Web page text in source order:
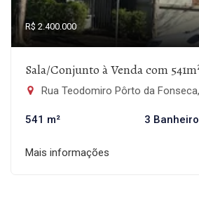
R$ 2.400.000
Sala/Conjunto à Venda com
Rua Teodomiro Pôrto da Fonseca, 360 -
541 m² 3
Mais informações